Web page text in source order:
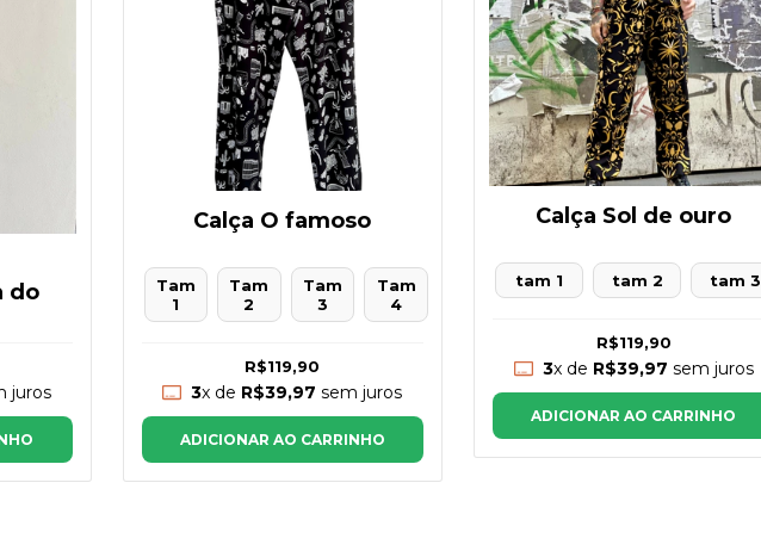
do
juros
Calça O famoso
Tam
1
Tam
2
Tam
3
Tam
4
R$119,90
3x de R$39,97 sem juros
ADICIONAR AO CARRINHO
Calça Sol de ouro
tam 1 tam 2 tam 3
R$119,90
3x de R$39,97 sem juros
ADICIONAR AO CARRINHO